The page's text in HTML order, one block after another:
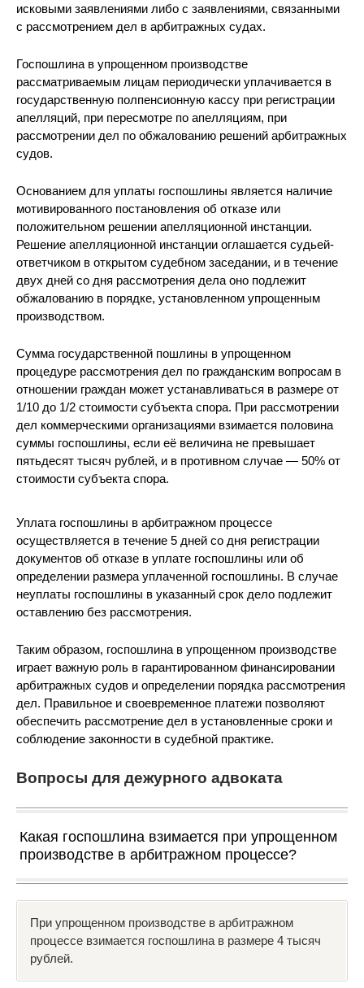
исковыми заявлениями либо с заявлениями, связанными
с рассмотрением дел в арбитражных судах.
Госпошлина в упрощенном производстве
рассматриваемым лицам периодически уплачивается в
государственную полпенсионную кассу при регистрации
апелляций, при пересмотре по апелляциям, при
рассмотрении дел по обжалованию решений арбитражных
судов.
Основанием для уплаты госпошлины является наличие
мотивированного постановления об отказе или
положительном решении апелляционной инстанции.
Решение апелляционной инстанции оглашается судьей-
ответчиком в открытом судебном заседании, и в течение
двух дней со дня рассмотрения дела оно подлежит
обжалованию в порядке, установленном упрощенным
производством.
Сумма государственной пошлины в упрощенном
процедуре рассмотрения дел по гражданским вопросам в
отношении граждан может устанавливаться в размере от
1/10 до 1/2 стоимости субъекта спора. При рассмотрении
дел коммерческими организациями взимается половина
суммы госпошлины, если её величина не превышает
пятьдесят тысяч рублей, и в противном случае — 50% от
стоимости субъекта спора.
Уплата госпошлины в арбитражном процессе
осуществляется в течение 5 дней со дня регистрации
документов об отказе в уплате госпошлины или об
определении размера уплаченной госпошлины. В случае
неуплаты госпошлины в указанный срок дело подлежит
оставлению без рассмотрения.
Таким образом, госпошлина в упрощенном производстве
играет важную роль в гарантированном финансировании
арбитражных судов и определении порядка рассмотрения
дел. Правильное и своевременное платежи позволяют
обеспечить рассмотрение дел в установленные сроки и
соблюдение законности в судебной практике.
Вопросы для дежурного адвоката
Какая госпошлина взимается при упрощенном
производстве в арбитражном процессе?
При упрощенном производстве в арбитражном
процессе взимается госпошлина в размере 4 тысяч
рублей.